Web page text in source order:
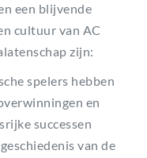
een blijvende
cultuur van AC
zijn:
spelers hebben
en
successen
van de